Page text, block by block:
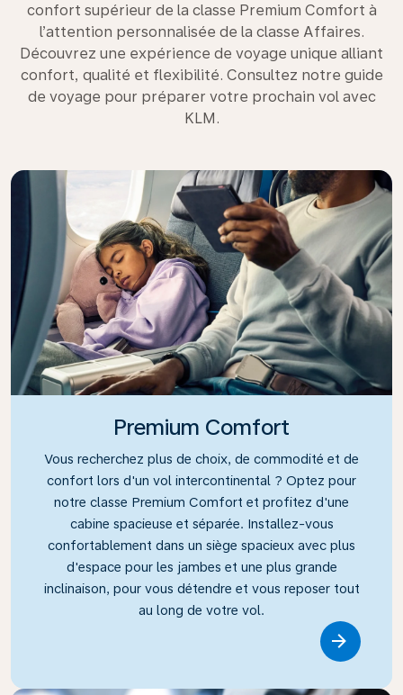
confort supérieur de la classe Premium Comfort à
l’attention personnalisée de la classe Affaires.
Découvrez une expérience de voyage unique alliant
confort, qualité et flexibilité. Consultez notre guide
de voyage pour préparer votre prochain vol avec
KLM.
Premium Comfort
Vous recherchez plus de choix, de commodité et de
confort lors d'un vol intercontinental ? Optez pour
notre classe Premium Comfort et profitez d'une
cabine spacieuse et séparée. Installez-vous
confortablement dans un siège spacieux avec plus
d'espace pour les jambes et une plus grande
inclinaison, pour vous détendre et vous reposer tout
au long de votre vol.